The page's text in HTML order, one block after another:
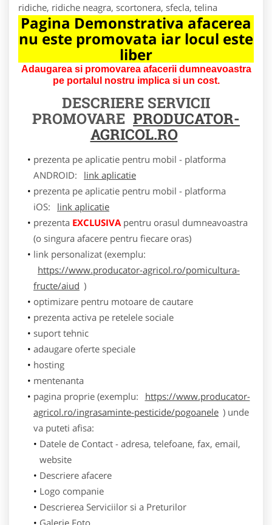
ridiche, ridiche neagra, scortonera, sfecla, telina
Pagina Demonstrativa afacerea
nu este promovata iar locul este
liber
Adaugarea si promovarea afacerii dumneavoastra
pe portalul nostru implica si un cost.
DESCRIERE SERVICII
PROMOVARE PRODUCATOR-
AGRICOL.RO
prezenta pe aplicatie pentru mobil - platforma
ANDROID:
link aplicatie
prezenta pe aplicatie pentru mobil - platforma
iOS:
link aplicatie
prezenta EXCLUSIVApentru orasul dumneavoastra
(o singura afacere pentru fiecare oras)
link personalizat (exemplu:
https://www.producator-agricol.ro/pomicultura-
fructe/aiud )
optimizare pentru motoare de cautare
prezenta activa pe retelele sociale
suport tehnic
adaugare oferte speciale
hosting
mentenanta
pagina proprie (exemplu:
https://www.producator-
agricol.ro/ingrasaminte-pesticide/pogoanele ) unde
va puteti afisa:
Datele de Contact - adresa, telefoane, fax, email,
website
Descriere afacere
Logo companie
Descrierea Serviciilor si a Preturilor
Galerie Foto